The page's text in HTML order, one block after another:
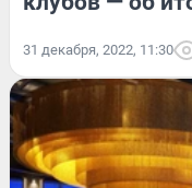
31 декабря, 2022, 11:30